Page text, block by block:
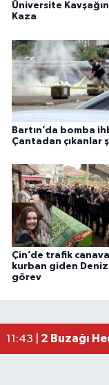
Üniversite
Kaza
Bartın’da bomba
Çantadan çıkanlar
Çin’de trafik
kurban giden
görev
11:43 | 2 Buzağı